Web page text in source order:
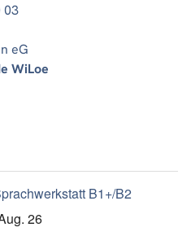
03
eG
WiLoe
B1+/B2
26